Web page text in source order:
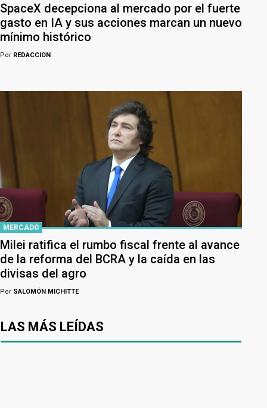
SpaceX decepciona al mercado por el fuerte
gasto en IA y sus acciones marcan un nuevo
mínimo histórico
Por REDACCION
MERCADO
Milei ratifica el rumbo fiscal frente al avance
de la reforma del BCRA y la caída en las
divisas del agro
Por SALOMÓN MICHITTE
LAS MÁS LEÍDAS